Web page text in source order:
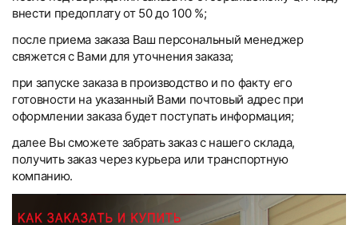
внести предоплату от 50 до 100 %;
после приема заказа Ваш персональный менеджер
свяжется с Вами для уточнения заказа;
при запуске заказа в производство и по факту его
готовности на указанный Вами почтовый адрес при
оформлении заказа будет поступать информация;
далее Вы сможете забрать заказ с нашего склада,
получить заказ через курьера или транспортную
компанию.